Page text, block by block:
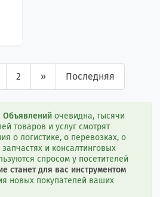
2 » Последняя
Объявлений очевидна, тысячи
товаров и услуг смотрят
о логистике, о перевозках, о
и консалтинговых
спросом у посетителей
станет для вас инструментом
новых покупателей ваших